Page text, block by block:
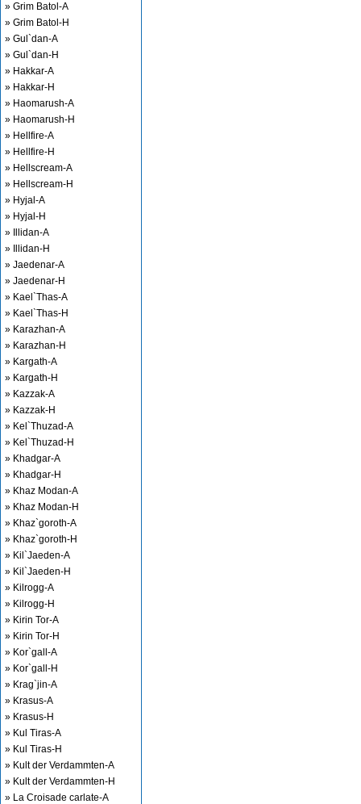
» Grim Batol-A
» Grim Batol-H
» Gul`dan-A
» Gul`dan-H
» Hakkar-A
» Hakkar-H
» Haomarush-A
» Haomarush-H
» Hellfire-A
» Hellfire-H
» Hellscream-A
» Hellscream-H
» Hyjal-A
» Hyjal-H
» Illidan-A
» Illidan-H
» Jaedenar-A
» Jaedenar-H
» Kael`Thas-A
» Kael`Thas-H
» Karazhan-A
» Karazhan-H
» Kargath-A
» Kargath-H
» Kazzak-A
» Kazzak-H
» Kel`Thuzad-A
» Kel`Thuzad-H
» Khadgar-A
» Khadgar-H
» Khaz Modan-A
» Khaz Modan-H
» Khaz`goroth-A
» Khaz`goroth-H
» Kil`Jaeden-A
» Kil`Jaeden-H
» Kilrogg-A
» Kilrogg-H
» Kirin Tor-A
» Kirin Tor-H
» Kor`gall-A
» Kor`gall-H
» Krag`jin-A
» Krasus-A
» Krasus-H
» Kul Tiras-A
» Kul Tiras-H
» Kult der Verdammten-A
» Kult der Verdammten-H
» La Croisade carlate-A